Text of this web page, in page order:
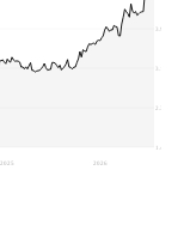
1.455
2.300
3.145
3.989
2025 2026